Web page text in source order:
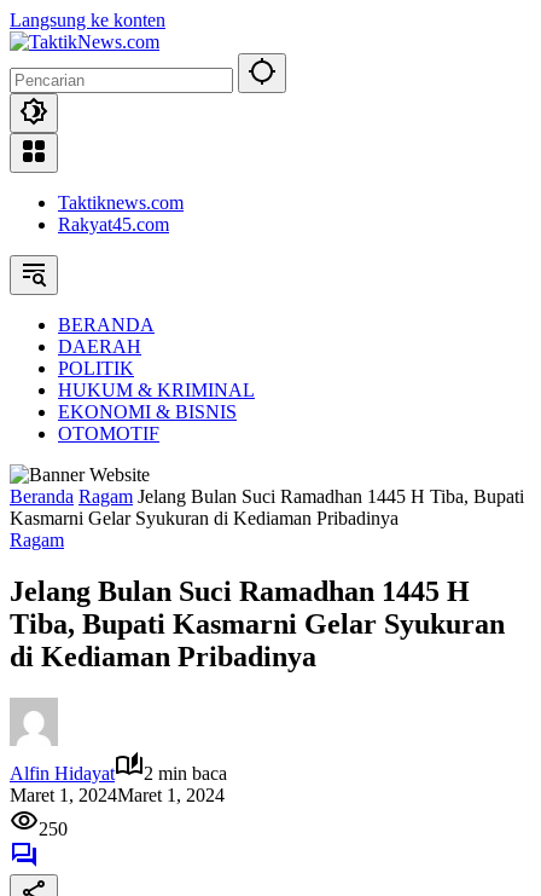
Langsung ke konten
Taktiknews.com
Rakyat45.com
BERANDA
DAERAH
POLITIK
HUKUM & KRIMINAL
EKONOMI & BISNIS
OTOMOTIF
Beranda Ragam Jelang Bulan Suci Ramadhan 1445 H Tiba, Bupati
Kasmarni Gelar Syukuran di Kediaman Pribadinya
Ragam
Jelang Bulan Suci Ramadhan 1445 H
Tiba, Bupati Kasmarni Gelar Syukuran
di Kediaman Pribadinya
Alfin Hidayat
2 min baca
Maret 1, 2024Maret 1, 2024
250